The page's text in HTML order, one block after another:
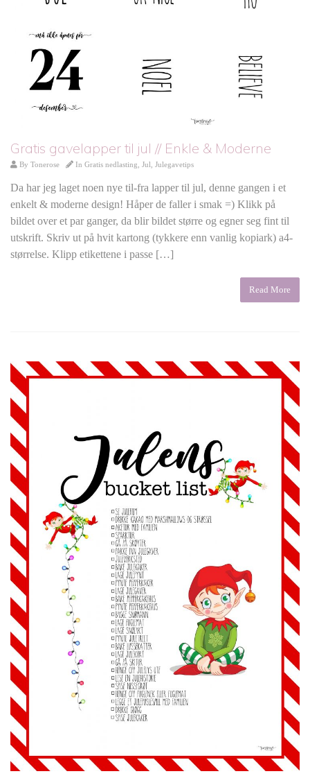
Gratis gavelapper til jul // Enkle & Moderne
By Tonerose In Gratis nedlasting Jul Julegavetips
Da har jeg laget noen nye til-fra lapper til jul, denne gangen i et
enkelt & moderne design! Håper de faller i smak =) Klikk på
bildet over et par ganger, da blir bildet større og egner seg fint til
utskrift. Skriv ut på hvit kartong (tykkere enn vanlig kopiark) a4-
størrelse. Klipp etikettene i passe […]
Read More